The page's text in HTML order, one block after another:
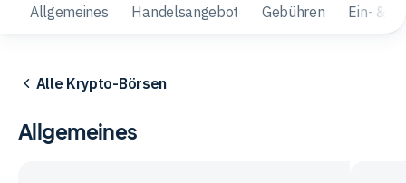
Allgemeines Handelsangebot Gebühren Ein- &
Alle Krypto-Börsen
Allgemeines